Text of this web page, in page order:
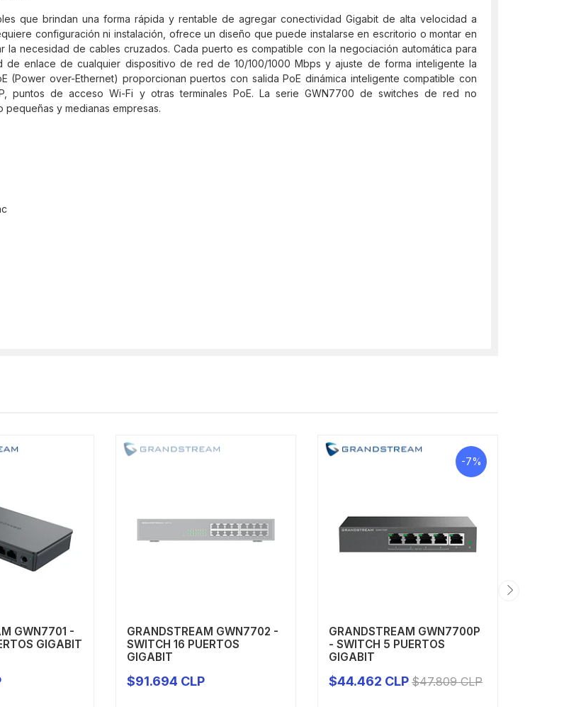
que brindan una forma rápida y rentable de agregar conectividad Gigabit de alta velocidad a
configuración ni instalación, ofrece un diseño que puede instalarse en escritorio o montar en
la necesidad de cables cruzados. Cada puerto es compatible con la negociación automática para
enlace de cualquier dispositivo de red de 10/100/1000 Mbps y ajuste de forma inteligente la
(Power over-Ethernet) proporcionan puertos con salida PoE dinámica inteligente compatible con
puntos de acceso Wi-Fi y otras terminales PoE. La serie GWN7700 de switches de red no
pequeñas y medianas empresas.
GWN7701 -
GIGABIT
GRANDSTREAM GWN7702 -
SWITCH 16 PUERTOS
GIGABIT
PRODUCTO A PEDIDO
$91.694 CLP
-7%
GRANDSTREAM GWN7700P
- SWITCH 5 PUERTOS
GIGABIT
+
-
$44.462 CLP $47.809 CLP